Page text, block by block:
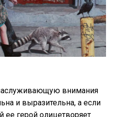
внимания
и выразительна, а если
ее герой олицетворяет